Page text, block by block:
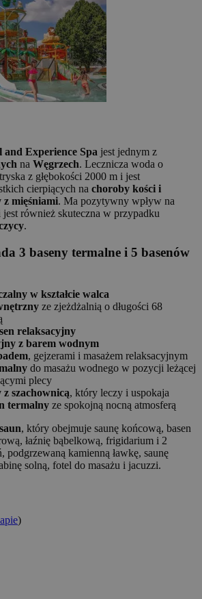
Experience Spa jest jednym z
na Węgrzech. Lecznicza woda o
z głębokości 2000 m i jest
cierpiących na choroby kości i
mięśniami. Ma pozytywny wpływ na
jest również skuteczna w przypadku
.
3 baseny termalne i 5 basenów
w kształcie walca
ze zjeżdżalnią o długości 68
relaksacyjny
z barem wodnym
, gejzerami i masażem relaksacyjnym
do masażu wodnego w pozycji leżącej
plecy
szachownicą, który leczy i uspokaja
termalny ze spokojną nocną atmosferą
, który obejmuje saunę końcową, basen
łaźnię bąbelkową, frigidarium i 2
podgrzewaną kamienną ławkę, saunę
solną, fotel do masażu i jacuzzi.
)